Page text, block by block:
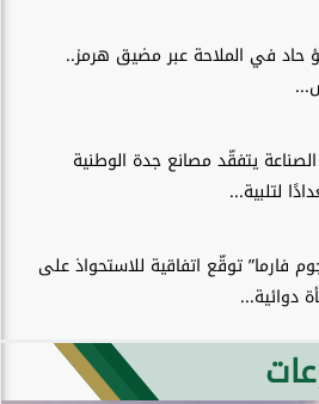
حاد في الملاحة عبر مضيق هرمز..
الصناعة يتفقّد مصانع جدة الوطنية
لتلبية...
فارما” توقّع اتفاقية للاستحواذ على
دوائية...